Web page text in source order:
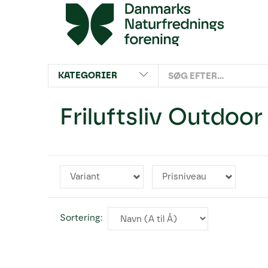
KATEGORIER
Friluftsliv Outdoor
Variant Prisniveau
Sortering: